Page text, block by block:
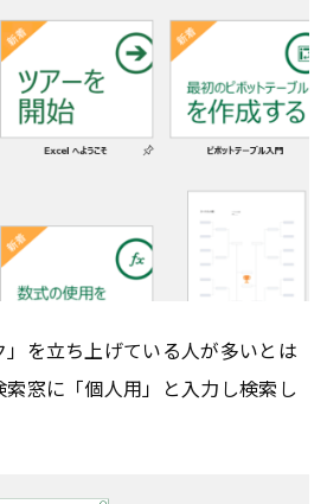
を立ち上げている人が多いとは
窓に「個人用」と入力し検索し